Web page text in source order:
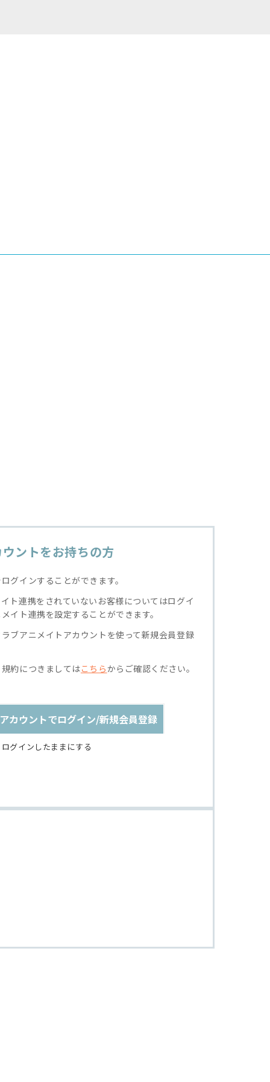
ントをお持ちの方
グインすることができます。
ト連携をされていないお客様についてはログイ
イト連携を設定することができます。
ブアニメイトアカウントを使って新規会員登録
約につきましてはこちらからご確認ください。
カウントでログイン/新規会員登録
ログインしたままにする